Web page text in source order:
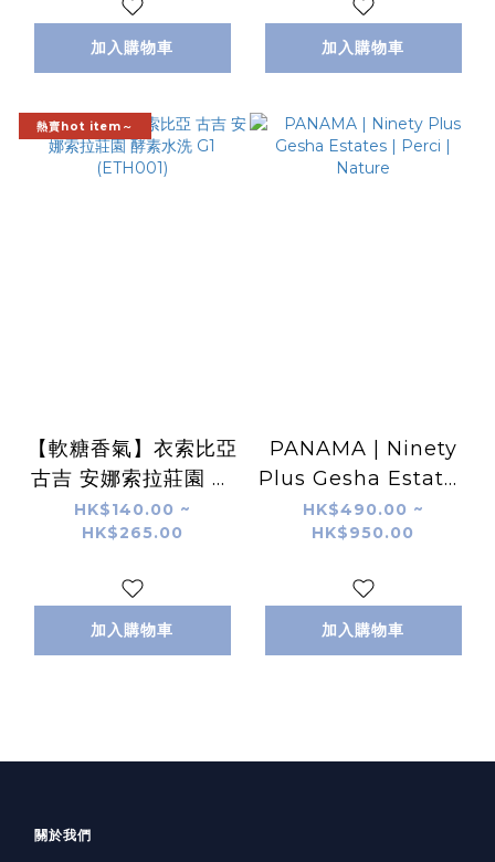
加入購物車 加入購物車
熱賣hot item～
【軟糖香氣】衣索比亞
古吉 安娜索拉莊園 酵
素水洗 G1 (ETH001)
HK$140.00 ~
HK$265.00
加入購物車
PANAMA | Ninety
Plus Gesha Estates
| Perci | Nature
HK$490.00 ~
HK$950.00
加入購物車
關於我們